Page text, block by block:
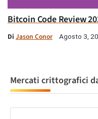
Bitcoin Code Review
Di Jason Conor Agosto 3,
Mercati crittografici